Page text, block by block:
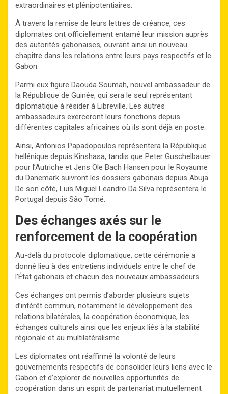
extraordinaires et plénipotentiaires.
À travers la remise de leurs lettres de créance, ces
diplomates ont officiellement entamé leur mission auprès
des autorités gabonaises, ouvrant ainsi un nouveau
chapitre dans les relations entre leurs pays respectifs et le
Gabon.
Parmi eux figure Daouda Soumah, nouvel ambassadeur de
la République de Guinée, qui sera le seul représentant
diplomatique à résider à Libreville. Les autres
ambassadeurs exerceront leurs fonctions depuis
différentes capitales africaines où ils sont déjà en poste.
Ainsi, Antonios Papadopoulos représentera la République
hellénique depuis Kinshasa, tandis que Peter Guschelbauer
pour l’Autriche et Jens Ole Bach Hansen pour le Royaume
du Danemark suivront les dossiers gabonais depuis Abuja.
De son côté, Luis Miguel Leandro Da Silva représentera le
Portugal depuis São Tomé.
Des échanges axés sur le
renforcement de la coopération
Au-delà du protocole diplomatique, cette cérémonie a
donné lieu à des entretiens individuels entre le chef de
l’État gabonais et chacun des nouveaux ambassadeurs.
Ces échanges ont permis d’aborder plusieurs sujets
d’intérêt commun, notamment le développement des
relations bilatérales, la coopération économique, les
échanges culturels ainsi que les enjeux liés à la stabilité
régionale et au multilatéralisme.
Les diplomates ont réaffirmé la volonté de leurs
gouvernements respectifs de consolider leurs liens avec le
Gabon et d’explorer de nouvelles opportunités de
coopération dans un esprit de partenariat mutuellement